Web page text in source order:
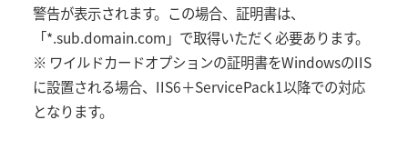
警告が表示されます。この場合、証明書は、
「*.sub.domain.com」で取得いただく必要あります。
※ ワイルドカードオプションの証明書をWindowsのIIS
に設置される場合、IIS6＋ServicePack1以降での対応
となります。